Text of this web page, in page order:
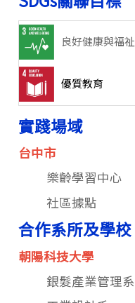
良好健康與福祉
優質教育
實踐場域
台中市
樂齡學習中心
社區據點
合作系所及學校
朝陽科技大學
銀髮產業管理系